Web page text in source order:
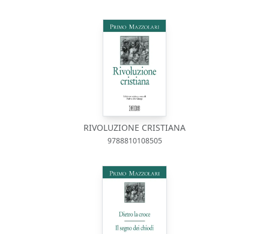
RIVOLUZIONE CRISTIANA
9788810108505